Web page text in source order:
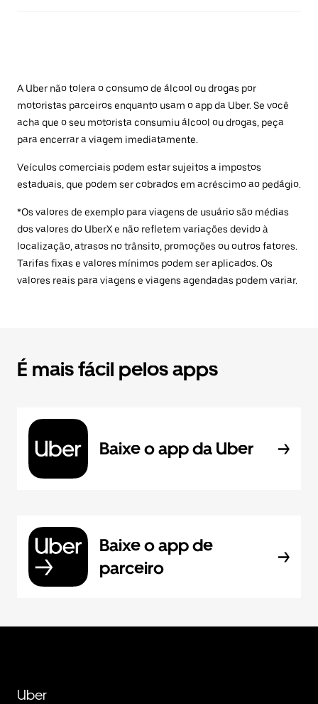
A Uber não tolera o consumo de álcool ou drogas por
motoristas parceiros enquanto usam o app da Uber. Se você
acha que o seu motorista consumiu álcool ou drogas, peça
para encerrar a viagem imediatamente.
Veículos comerciais podem estar sujeitos a impostos
estaduais, que podem ser cobrados em acréscimo ao pedágio.
*Os valores de exemplo para viagens de usuário são médias
dos valores do UberX e não refletem variações devido à
localização, atrasos no trânsito, promoções ou outros fatores.
Tarifas fixas e valores mínimos podem ser aplicados. Os
valores reais para viagens e viagens agendadas podem variar.
É mais fácil pelos apps
Baixe o app da Uber
Baixe o app de
parceiro
Uber